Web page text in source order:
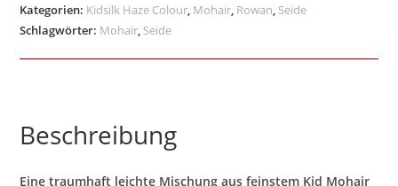
Kategorien: Kidsilk Haze Colour, Mohair, Rowan, Seide
Schlagwörter: Mohair, Seide
Beschreibung
Eine traumhaft leichte Mischung aus feinstem Kid Mohair